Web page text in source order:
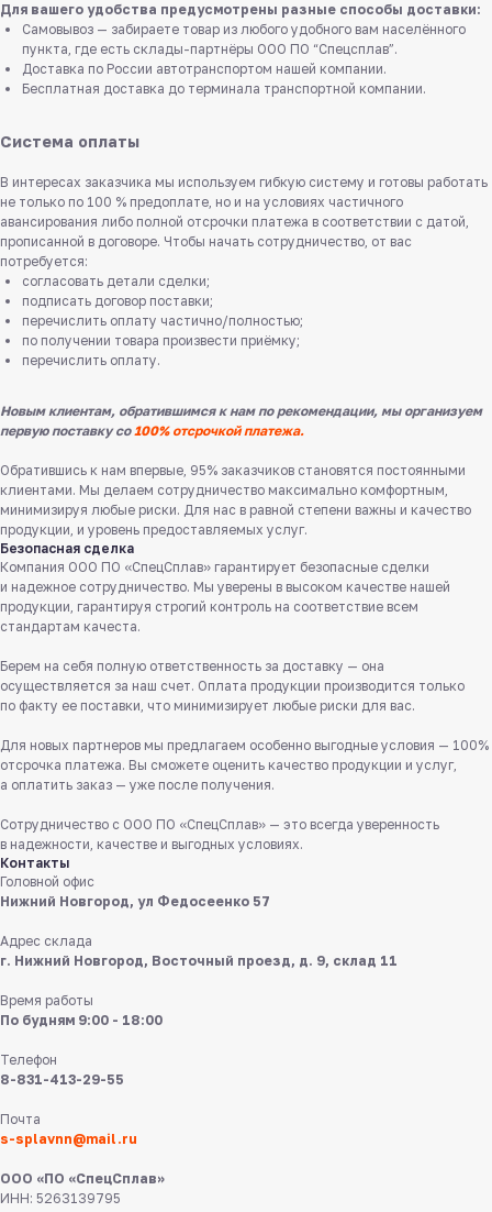
Для вашего удобства предусмотрены разные способы доставки:
Самовывоз — забираете товар из любого удобного вам населённого
пункта, где есть склады-партнёры ООО ПО “Спецсплав”.
Доставка по России автотранспортом нашей компании.
Бесплатная доставка до терминала транспортной компании.
Система оплаты
В интересах заказчика мы используем гибкую систему и готовы работать
не только по 100 % предоплате, но и на условиях частичного
авансирования либо полной отсрочки платежа в соответствии с датой,
прописанной в договоре. Чтобы начать сотрудничество, от вас
потребуется:
согласовать детали сделки;
подписать договор поставки;
перечислить оплату частично/полностью;
по получении товара произвести приёмку;
перечислить оплату.
Новым клиентам, обратившимся к нам по рекомендации, мы организуем
первую поставку со100% отсрочкой платежа.
Обратившись к нам впервые, 95% заказчиков становятся постоянными
клиентами. Мы делаем сотрудничество максимально комфортным,
минимизируя любые риски. Для нас в равной степени важны и качество
продукции, и уровень предоставляемых услуг.
Безопасная сделка
Компания ООО ПО «СпецСплав» гарантирует безопасные сделки
и надежное сотрудничество. Мы уверены в высоком качестве нашей
продукции, гарантируя строгий контроль на соответствие всем
стандартам качеста.
Берем на себя полную ответственность за доставку — она
осуществляется за наш счет. Оплата продукции производится только
по факту ее поставки, что минимизирует любые риски для вас.
Для новых партнеров мы предлагаем особенно выгодные условия — 100%
отсрочка платежа. Вы сможете оценить качество продукции и услуг,
а оплатить заказ — уже после получения.
Сотрудничество с ООО ПО «СпецСплав» — это всегда уверенность
в надежности, качестве и выгодных условиях.
Контакты
Головной офис
Нижний Новгород, ул Федосеенко 57
Адрес склада
г. Нижний Новгород, Восточный проезд, д. 9, склад 11
Время работы
По будням 9:00 - 18:00
Телефон
8-831-413-29-55
Почта
s-splavnn@mail.ru
ООО «ПО «СпецСплав»
ИНН: 5263139795
Заказать звонок
Служба поддержки клиентов
Пишите нам
в мессенджерах
8 831 413 29 55
Нижний Новгород,
s-splavnn@mail.ru
8 831 413 29 55
Калькуляторы